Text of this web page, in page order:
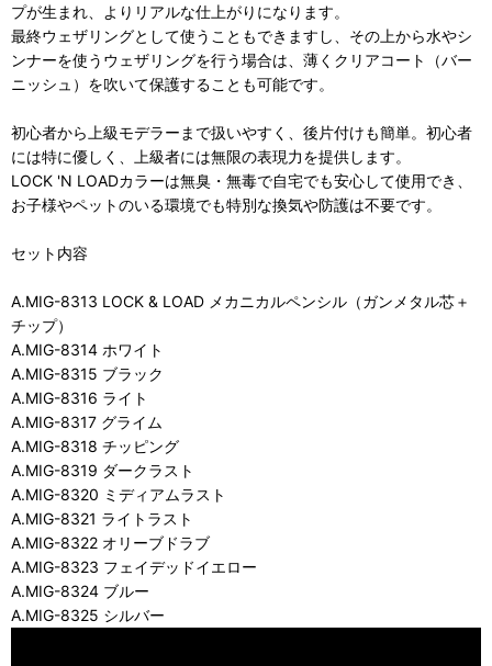
プが生まれ、よりリアルな仕上がりになります。
最終ウェザリングとして使うこともできますし、その上から水やシ
ンナーを使うウェザリングを行う場合は、薄くクリアコート（バー
ニッシュ）を吹いて保護することも可能です。
初心者から上級モデラーまで扱いやすく、後片付けも簡単。初心者
には特に優しく、上級者には無限の表現力を提供します。
LOCK 'N LOADカラーは無臭・無毒で自宅でも安心して使用でき、
お子様やペットのいる環境でも特別な換気や防護は不要です。
セット内容
A.MIG-8313 LOCK & LOAD メカニカルペンシル（ガンメタル芯＋
チップ）
A.MIG-8314 ホワイト
A.MIG-8315 ブラック
A.MIG-8316 ライト
A.MIG-8317 グライム
A.MIG-8318 チッピング
A.MIG-8319 ダークラスト
A.MIG-8320 ミディアムラスト
A.MIG-8321 ライトラスト
A.MIG-8322 オリーブドラブ
A.MIG-8323 フェイデッドイエロー
A.MIG-8324 ブルー
A.MIG-8325 シルバー